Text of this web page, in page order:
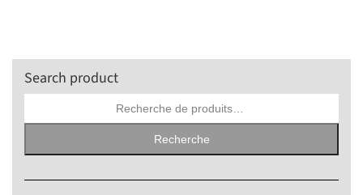
Search product
Recherche